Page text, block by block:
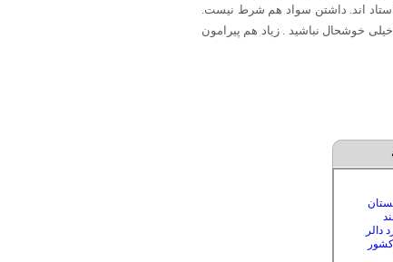
اند. داشتن سواد هم شرط نیست.
خوشحال نباشید . زیاد هم پیرامون